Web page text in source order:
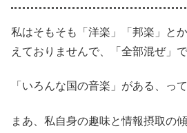
私はそもそも「洋楽」「邦楽」と
えておりませんで、「全部混ぜ」
「いろんな国の音楽」がある、っ
まあ、私自身の趣味と情報摂取の